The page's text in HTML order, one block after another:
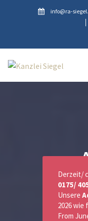
info@ra-
Derzeit/
0175/
Unsere
2026 wie
From